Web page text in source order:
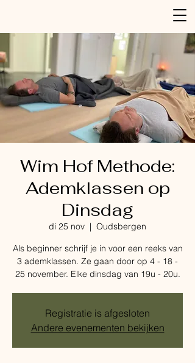
Wim Hof Methode:
Ademklassen op
Dinsdag
di 25 nov
  |
Oudsbergen
Als beginner schrijf je in voor een reeks van
3 ademklassen. Ze gaan door op 4 - 18 -
25 november. Elke dinsdag van 19u - 20u.
Registratie is afgesloten
Andere evenementen bekijken